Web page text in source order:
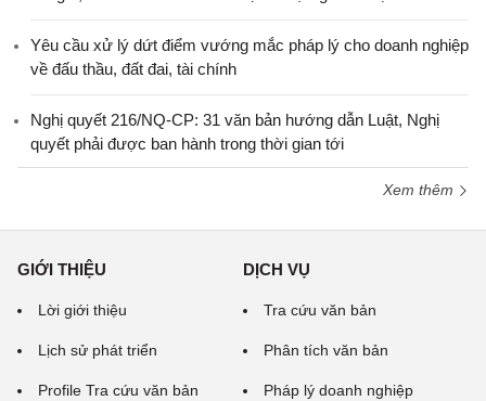
Yêu cầu xử lý dứt điểm vướng mắc pháp lý cho doanh nghiệp
về đấu thầu, đất đai, tài chính
Nghị quyết 216/NQ-CP: 31 văn bản hướng dẫn Luật, Nghị
quyết phải được ban hành trong thời gian tới
Xem thêm
GIỚI THIỆU
Lời giới thiệu
Lịch sử phát triển
Profile Tra cứu văn bản
DỊCH VỤ
Tra cứu văn bản
Phân tích văn bản
Pháp lý doanh nghiệp